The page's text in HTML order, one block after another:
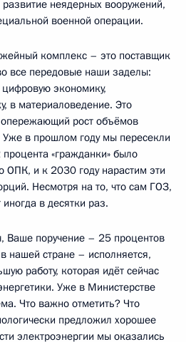
неядерных вооружений,
военной операции.
комплекс – это поставщик
все передовые наши заделы:
экономику,
в материаловедение. Это
рост объёмов
Уже в прошлом году мы пересекли
«гражданки» было
ОПК, и к 2030 году нарастим эти
Несмотря на то, что сам ГОЗ,
в десятки раз.
Ваше поручение – 25 процентов
нашей стране – исполняется,
работу, которая идёт сейчас
Уже в Министерстве
Что важно отметить? Что
предложил хорошее
электроэнергии мы оказались